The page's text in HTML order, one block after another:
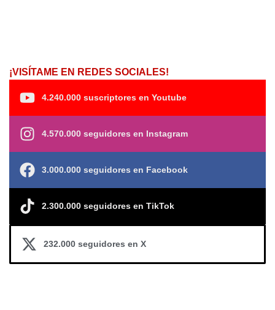
¡VISÍTAME EN REDES SOCIALES!
4.240.000 suscriptores en Youtube
4.570.000 seguidores en Instagram
3.000.000 seguidores en Facebook
2.300.000 seguidores en TikTok
232.000 seguidores en X